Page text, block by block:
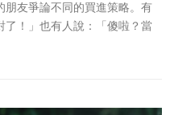
朋友爭論不同的買進策略。有
了！」也有人說：「傻啦？當
筆買進啊！」也有上班族朋